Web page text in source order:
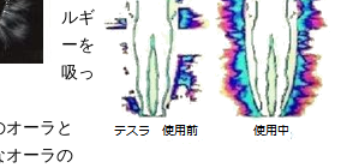
ルギ
ーを
吸っ
ーラと
オーラの